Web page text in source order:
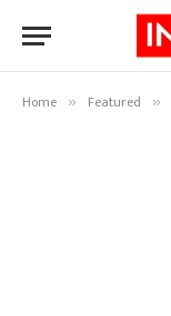
Home » Featured »